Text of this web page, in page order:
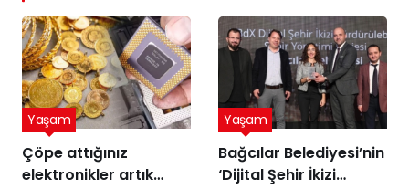
Çöpe attığınız
elektronikler artık
Yaşam
Bağcılar Belediyesi’nin
‘Dijital Şehir İkizi
Yaşam